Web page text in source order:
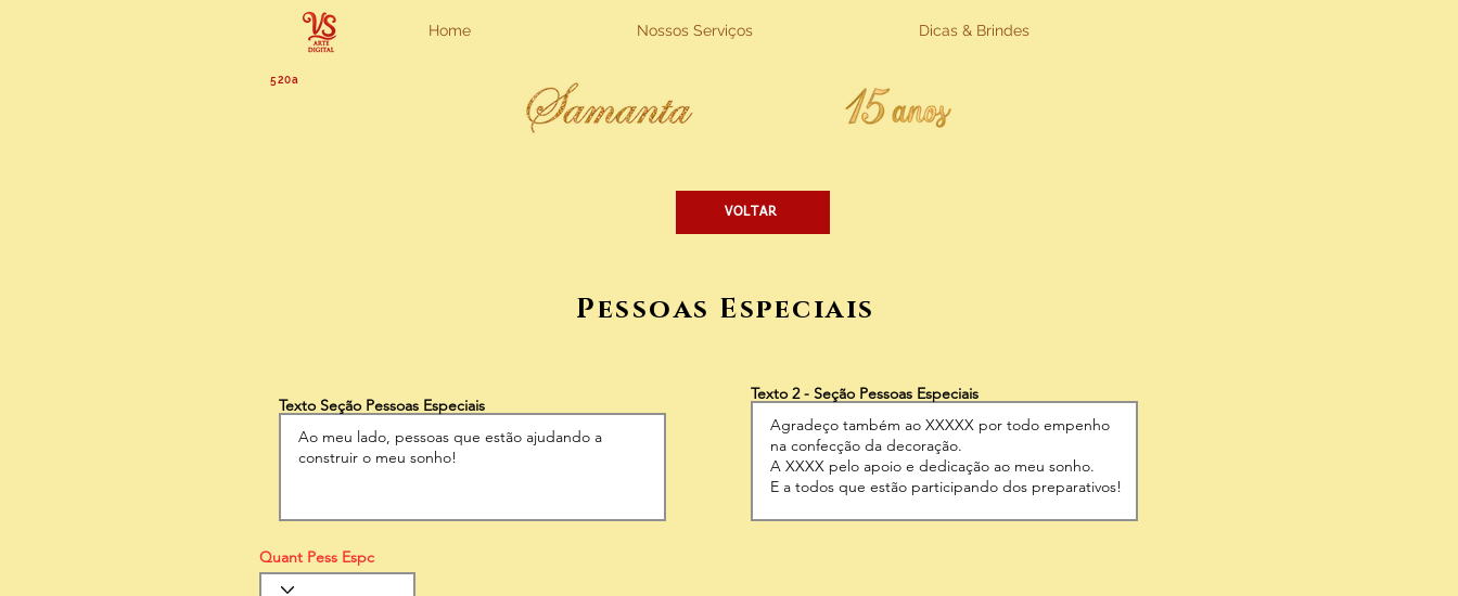
Home Nossos Serviços Dicas & Brindes
520a
VOLTAR
Pessoas Especiais
Texto Seção Pessoas Especiais
Texto 2 - Seção Pessoas Especiais
Quant Pess Espc